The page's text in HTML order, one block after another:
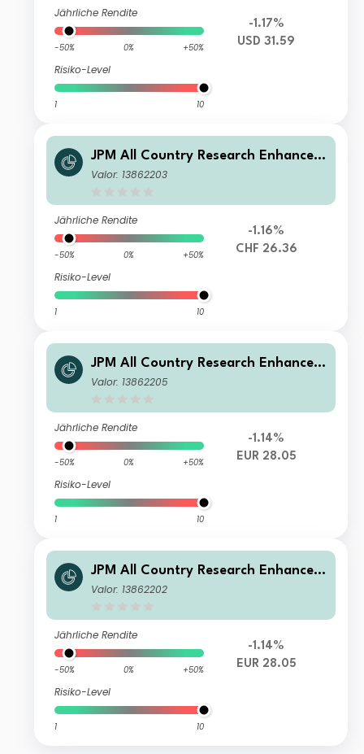
Jährliche Rendite
-50% 0% +50%
Risiko-Level
1 10
-1.17%
USD 31.59
JPM All Country Research Enhanced
Index Equity Active UCITS ETF - CHF
Valor: 13862203
Jährliche Rendite
-50% 0% +50%
Risiko-Level
1 10
-1.16%
CHF 26.36
JPM All Country Research Enhanced
Index Equity Active UCITS ETF - EUR
Valor: 13862205
Jährliche Rendite
-50% 0% +50%
Risiko-Level
1 10
-1.14%
EUR 28.05
JPM All Country Research Enhanced
Index Equity Active UCITS ETF - USD
Valor: 13862202
Jährliche Rendite
-50% 0% +50%
Risiko-Level
1 10
-1.14%
EUR 28.05